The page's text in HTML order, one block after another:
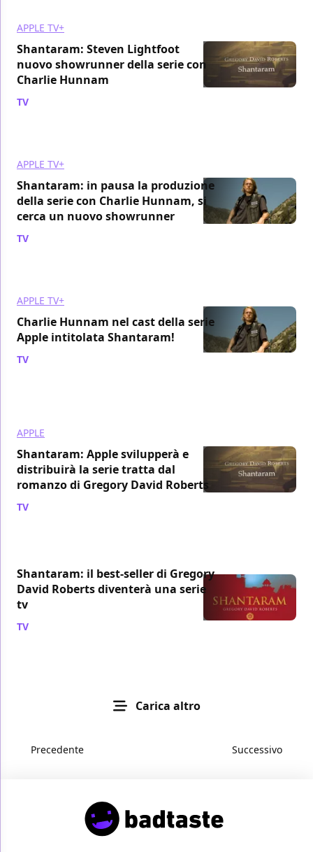
APPLE TV+
Shantaram: Steven Lightfoot
nuovo showrunner della serie con
Charlie Hunnam
TV
APPLE TV+
Shantaram: in pausa la produzione
della serie con Charlie Hunnam, si
cerca un nuovo showrunner
TV
APPLE TV+
Charlie Hunnam nel cast della serie
Apple intitolata Shantaram!
TV
APPLE
Shantaram: Apple svilupperà e
distribuirà la serie tratta dal
romanzo di Gregory David Roberts
TV
Shantaram: il best-seller di Gregory
David Roberts diventerà una serie
tv
TV
Carica altro
Precedente Successivo